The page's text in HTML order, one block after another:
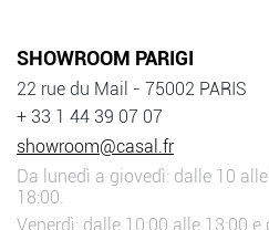
SHOWROOM PARIGI
22 rue du Mail - 75002 PARIS
+ 33 1 44 39 07 07
showroom@casal.fr
Da lunedì a giovedì: dalle 10
18:00.
Venerdì: dalle 10:00 alle 13:00